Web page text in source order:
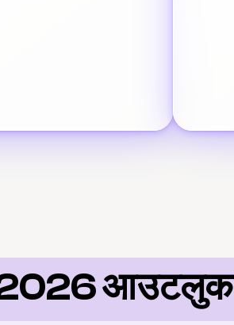
2026 आउटलुक